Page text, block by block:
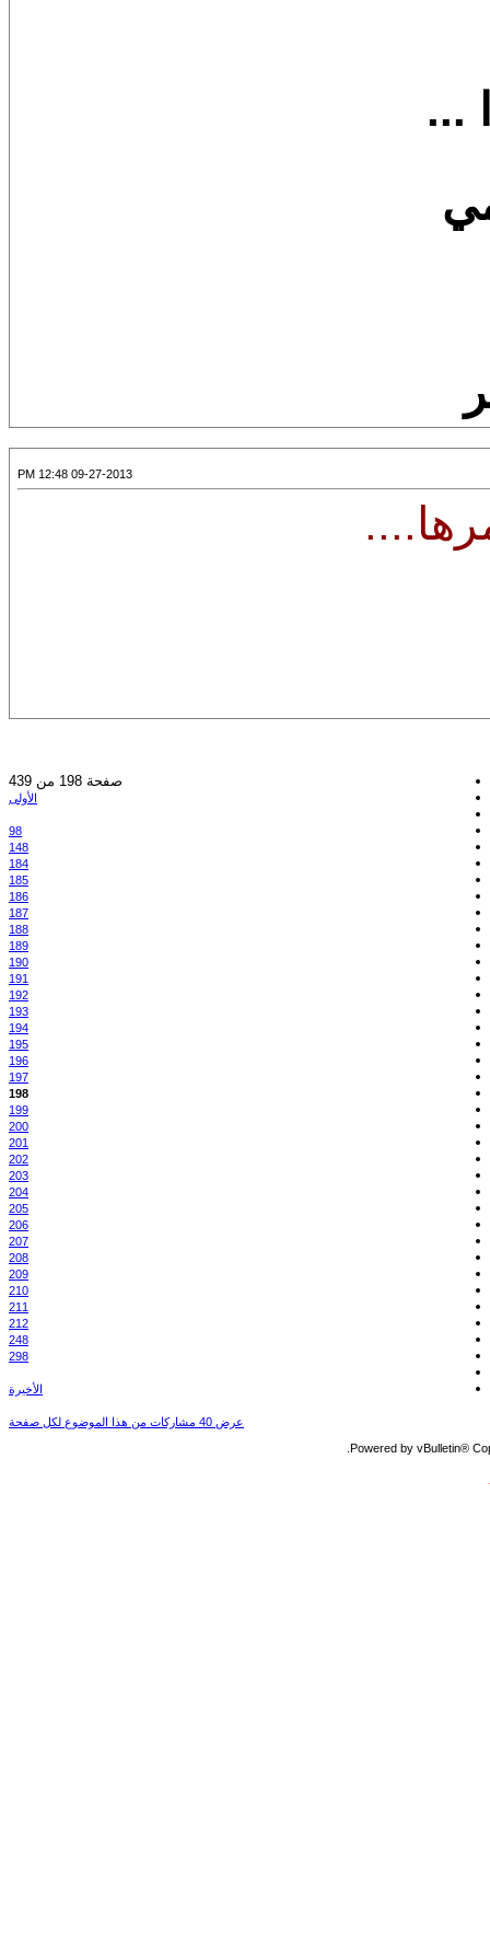
...
09-27-2013 12:48 PM
صفحة 198 من 439
الأولى
98
148
184
185
186
187
188
189
190
191
192
193
194
195
196
197
198
199
200
201
202
203
204
205
206
207
208
209
210
211
212
248
298
الأخيرة
عرض 40 مشاركات من هذا الموضوع لكل صفحة
Powered by vBulletin®